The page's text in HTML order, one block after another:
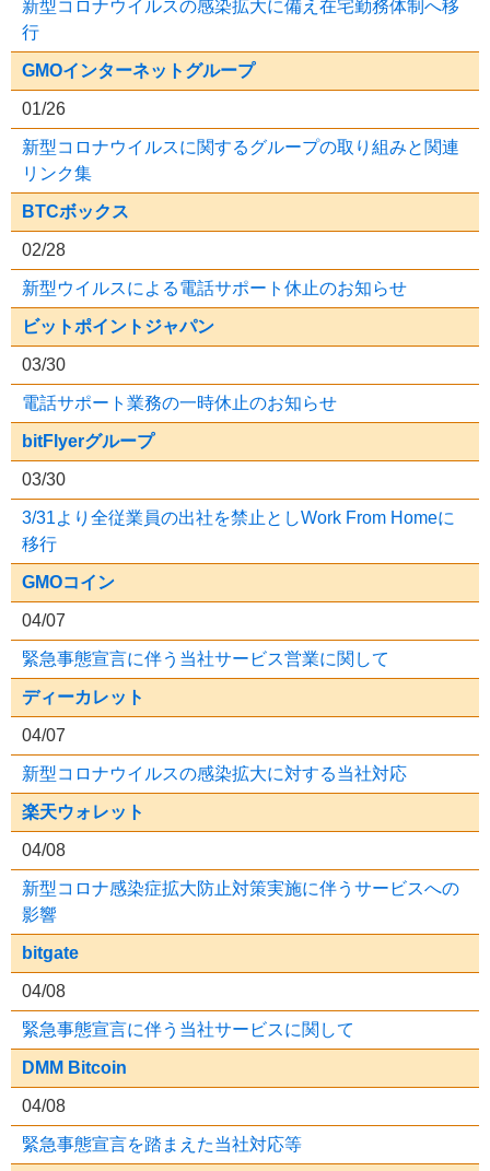
新型コロナウイルスの感染拡大に備え在宅勤務体制へ移
行
GMOインターネットグループ
01/26
新型コロナウイルスに関するグループの取り組みと関連
リンク集
BTCボックス
02/28
新型ウイルスによる電話サポート休止のお知らせ
ビットポイントジャパン
03/30
電話サポート業務の一時休止のお知らせ
bitFlyerグループ
03/30
3/31より全従業員の出社を禁止としWork From Homeに
移行
GMOコイン
04/07
緊急事態宣言に伴う当社サービス営業に関して
ディーカレット
04/07
新型コロナウイルスの感染拡大に対する当社対応
楽天ウォレット
04/08
新型コロナ感染症拡大防止対策実施に伴うサービスへの
影響
bitgate
04/08
緊急事態宣言に伴う当社サービスに関して
DMM Bitcoin
04/08
緊急事態宣言を踏まえた当社対応等